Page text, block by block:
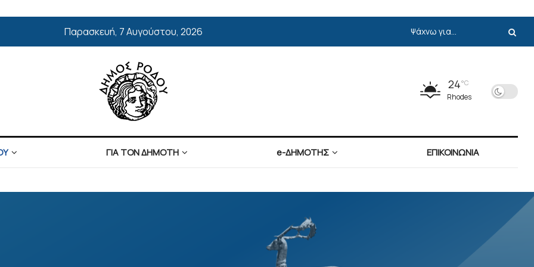
Παρασκευή, 7 Αυγούστου, 2026
24°C
Rhodes
ΓΙΑ ΤΟΝ ΔΗΜΟΤΗ e-ΔΗΜΟΤΗΣ ΕΠΙΚΟΙΝΩΝΙΑ